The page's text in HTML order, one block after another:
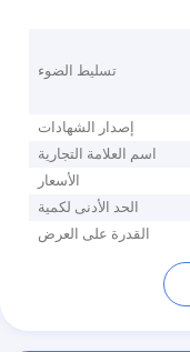
تسليط الضوء
إصدار الشهادات
اسم العلامة التجارية
الأسعار
الحد الأدنى لكمية
القدرة على العرض